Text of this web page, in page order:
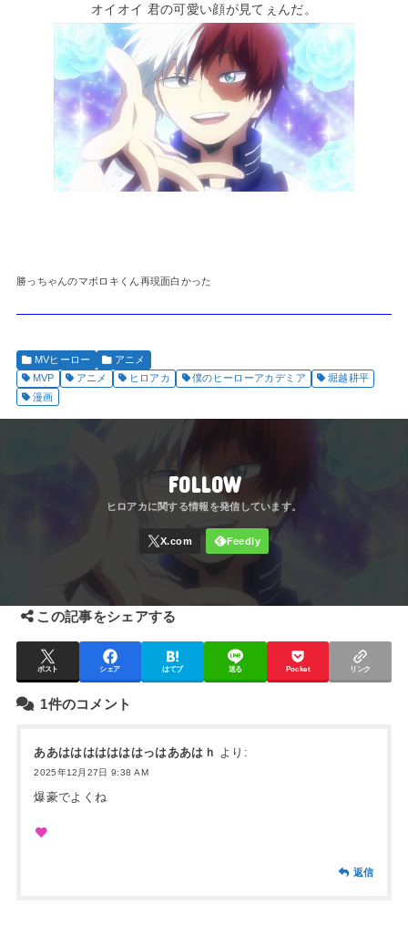
オイオイ 君の可愛い顔が見てぇんだ。
勝っちゃんのマボロキくん再現面白かった
MVヒーロー
アニメ
MVP
アニメ ヒロアカ 僕のヒーローアカデミア
堀越耕平
漫画
FOLLOW
この記事をシェアする
ポスト シェア はてブ 送る Pocket リンク
1件のコメント
ああはははははははっはああはｈ より:
2025年12月27日 9:38 AM
爆豪でよくね
返信